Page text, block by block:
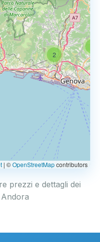
2
| ©OpenStreetMapcontributors
prezzi e dettagli dei